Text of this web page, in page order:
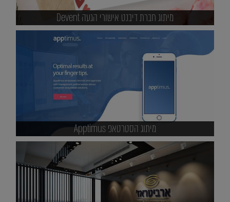
מיתוג חברת דיבנט אישורי הגעה Devent
מיתוג הסטרטאפ Apptimus